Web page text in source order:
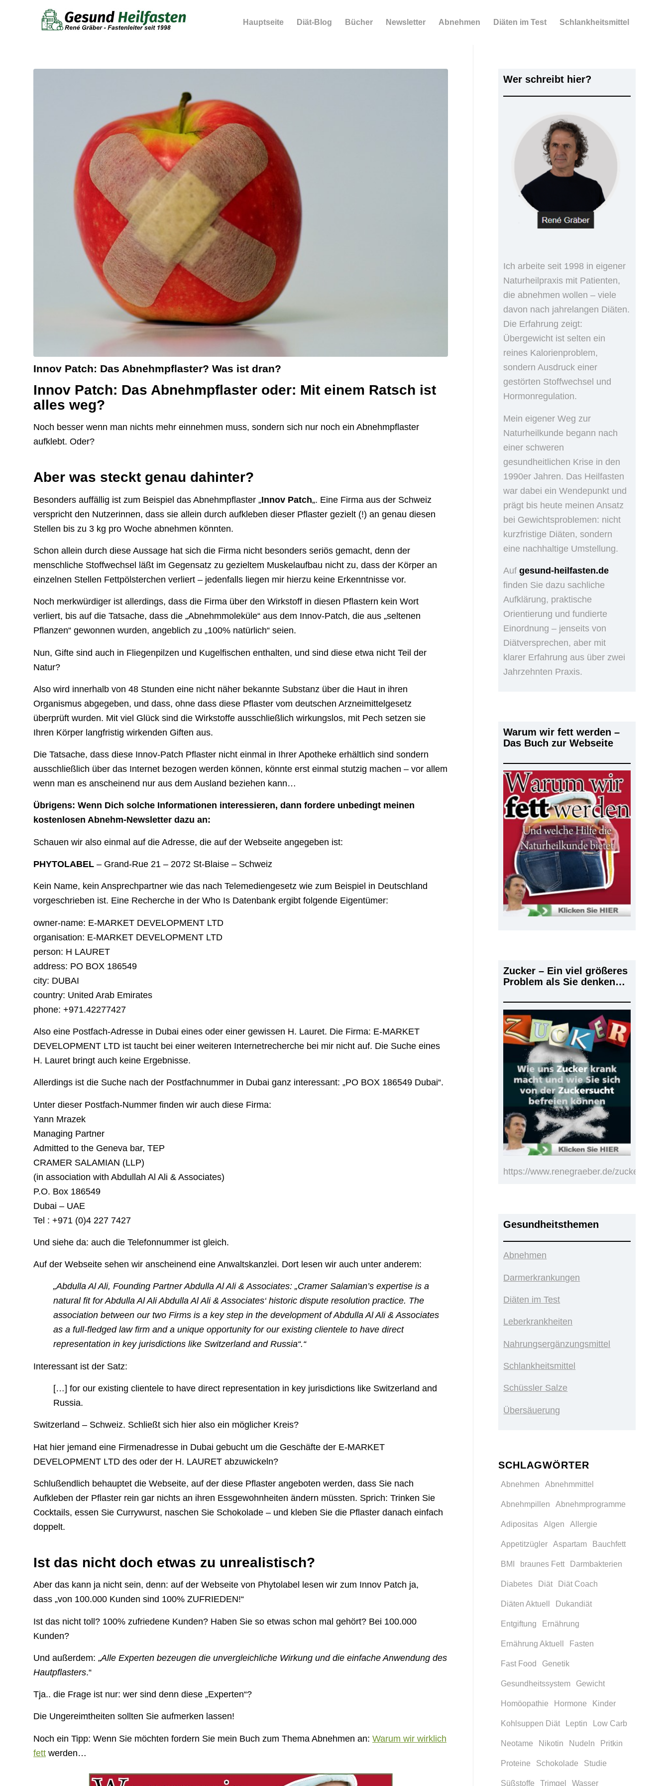
Hauptseite Diät-Blog Bücher Newsletter Abnehmen Diäten im Test Schlankheitsmittel
Innov Patch: Das Abnehmpflaster? Was ist dran?
Innov Patch: Das Abnehmpflaster oder: Mit einem Ratsch ist
alles weg?
Noch besser wenn man nichts mehr einnehmen muss, sondern sich nur noch ein Abnehmpflaster
aufklebt. Oder?
Aber was steckt genau dahinter?
Besonders auffällig ist zum Beispiel das Abnehmpflaster „Innov Patch„. Eine Firma aus der Schweiz
verspricht den Nutzerinnen, dass sie allein durch aufkleben dieser Pflaster gezielt (!) an genau diesen
Stellen bis zu 3 kg pro Woche abnehmen könnten.
Schon allein durch diese Aussage hat sich die Firma nicht besonders seriös gemacht, denn der
menschliche Stoffwechsel läßt im Gegensatz zu gezieltem Muskelaufbau nicht zu, dass der Körper an
einzelnen Stellen Fettpölsterchen verliert – jedenfalls liegen mir hierzu keine Erkenntnisse vor.
Noch merkwürdiger ist allerdings, dass die Firma über den Wirkstoff in diesen Pflastern kein Wort
verliert, bis auf die Tatsache, dass die „Abnehmmoleküle“ aus dem Innov-Patch, die aus „seltenen
Pflanzen“ gewonnen wurden, angeblich zu „100% natürlich“ seien.
Nun, Gifte sind auch in Fliegenpilzen und Kugelfischen enthalten, und sind diese etwa nicht Teil der
Natur?
Also wird innerhalb von 48 Stunden eine nicht näher bekannte Substanz über die Haut in ihren
Organismus abgegeben, und dass, ohne dass diese Pflaster vom deutschen Arzneimittelgesetz
überprüft wurden. Mit viel Glück sind die Wirkstoffe ausschließlich wirkungslos, mit Pech setzen sie
Ihren Körper langfristig wirkenden Giften aus.
Die Tatsache, dass diese Innov-Patch Pflaster nicht einmal in Ihrer Apotheke erhältlich sind sondern
ausschließlich über das Internet bezogen werden können, könnte erst einmal stutzig machen – vor allem
wenn man es anscheinend nur aus dem Ausland beziehen kann…
Übrigens: Wenn Dich solche Informationen interessieren, dann fordere unbedingt meinen
kostenlosen Abnehm-Newsletter dazu an:
Schauen wir also einmal auf die Adresse, die auf der Webseite angegeben ist:
PHYTOLABEL – Grand-Rue 21 – 2072 St-Blaise – Schweiz
Kein Name, kein Ansprechpartner wie das nach Telemediengesetz wie zum Beispiel in Deutschland
vorgeschrieben ist. Eine Recherche in der Who Is Datenbank ergibt folgende Eigentümer:
owner-name: E-MARKET DEVELOPMENT LTD
organisation: E-MARKET DEVELOPMENT LTD
person: H LAURET
address: PO BOX 186549
city: DUBAI
country: United Arab Emirates
phone: +971.42277427
Also eine Postfach-Adresse in Dubai eines oder einer gewissen H. Lauret. Die Firma: E-MARKET
DEVELOPMENT LTD ist taucht bei einer weiteren Internetrecherche bei mir nicht auf. Die Suche eines
H. Lauret bringt auch keine Ergebnisse.
Allerdings ist die Suche nach der Postfachnummer in Dubai ganz interessant: „PO BOX 186549 Dubai“.
Unter dieser Postfach-Nummer finden wir auch diese Firma:
Yann Mrazek
Managing Partner
Admitted to the Geneva bar, TEP
CRAMER SALAMIAN (LLP)
(in association with Abdullah Al Ali & Associates)
P.O. Box 186549
Dubai – UAE
Tel : +971 (0)4 227 7427
Und siehe da: auch die Telefonnummer ist gleich.
Auf der Webseite sehen wir anscheinend eine Anwaltskanzlei. Dort lesen wir auch unter anderem:
„Abdulla Al Ali, Founding Partner Abdulla Al Ali & Associates: „Cramer Salamian’s expertise is a
natural fit for Abdulla Al Ali Abdulla Al Ali & Associates‘ historic dispute resolution practice. The
association between our two Firms is a key step in the development of Abdulla Al Ali & Associates
as a full-fledged law firm and a unique opportunity for our existing clientele to have direct
representation in key jurisdictions like Switzerland and Russia“.“
Interessant ist der Satz:
[…] for our existing clientele to have direct representation in key jurisdictions like Switzerland and
Russia.
Switzerland – Schweiz. Schließt sich hier also ein möglicher Kreis?
Hat hier jemand eine Firmenadresse in Dubai gebucht um die Geschäfte der E-MARKET
DEVELOPMENT LTD des oder der H. LAURET abzuwickeln?
Schlußendlich behauptet die Webseite, auf der diese Pflaster angeboten werden, dass Sie nach
Aufkleben der Pflaster rein gar nichts an ihren Essgewohnheiten ändern müssten. Sprich: Trinken Sie
Cocktails, essen Sie Currywurst, naschen Sie Schokolade – und kleben Sie die Pflaster danach einfach
doppelt.
Ist das nicht doch etwas zu unrealistisch?
Aber das kann ja nicht sein, denn: auf der Webseite von Phytolabel lesen wir zum Innov Patch ja,
dass „von 100.000 Kunden sind 100% ZUFRIEDEN!“
Ist das nicht toll? 100% zufriedene Kunden? Haben Sie so etwas schon mal gehört? Bei 100.000
Kunden?
Und außerdem: „Alle Experten bezeugen die unvergleichliche Wirkung und die einfache Anwendung des
Hautpflasters.“
Tja.. die Frage ist nur: wer sind denn diese „Experten“?
Die Ungereimtheiten sollten Sie aufmerken lassen!
Noch ein Tipp: Wenn Sie möchten fordern Sie mein Buch zum Thema Abnehmen an: Warum wir wirklich
fett werden…
Wer schreibt hier?
Ich arbeite seit 1998 in eigener
Naturheilpraxis mit Patienten,
die abnehmen wollen – viele
davon nach jahrelangen Diäten.
Die Erfahrung zeigt:
Übergewicht ist selten ein
reines Kalorienproblem,
sondern Ausdruck einer
gestörten Stoffwechsel und
Hormonregulation.
Mein eigener Weg zur
Naturheilkunde begann nach
einer schweren
gesundheitlichen Krise in den
1990er Jahren. Das Heilfasten
war dabei ein Wendepunkt und
prägt bis heute meinen Ansatz
bei Gewichtsproblemen: nicht
kurzfristige Diäten, sondern
eine nachhaltige Umstellung.
Aufgesund-heilfasten.de
finden Sie dazu sachliche
Aufklärung, praktische
Orientierung und fundierte
Einordnung – jenseits von
Diätversprechen, aber mit
klarer Erfahrung aus über zwei
Jahrzehnten Praxis.
Warum wir fett werden –
Das Buch zur Webseite
Zucker – Ein viel größeres
Problem als Sie denken…
https://www.renegraeber.de/zucker.html
Gesundheitsthemen
Abnehmen
Darmerkrankungen
Diäten im Test
Leberkrankheiten
Nahrungsergänzungsmittel
Schlankheitsmittel
Schüssler Salze
Übersäuerung
SCHLAGWÖRTER
Abnehmen Abnehmmittel
Abnehmpillen Abnehmprogramme
Adipositas Algen Allergie
Appetitzügler Aspartam Bauchfett
BMI braunes Fett Darmbakterien
Diabetes Diät Diät Coach
Diäten Aktuell Dukandiät
Entgiftung Ernährung
Ernährung Aktuell Fasten
Fast Food Genetik
Gesundheitssystem Gewicht
Homöopathie Hormone Kinder
Kohlsuppen Diät Leptin Low Carb
Neotame Nikotin Nudeln Pritkin
Proteine Schokolade Studie
Süßstoffe Trimgel Wasser